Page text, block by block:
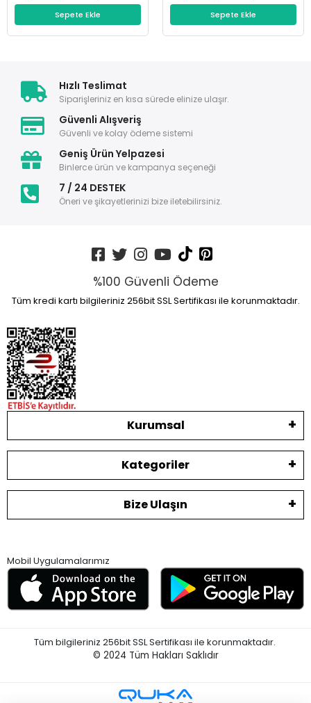
Sepete Ekle Sepete Ekle
Hızlı Teslimat
Siparişleriniz en kısa sürede elinize ulaşır.
Güvenli Alışveriş
Güvenli ve kolay ödeme sistemi
Geniş Ürün Yelpazesi
Binlerce ürün ve kampanya seçeneği
7 / 24 DESTEK
Öneri ve şikayetlerinizi bize iletebilirsiniz.
%100 Güvenli Ödeme
Tüm kredi kartı bilgileriniz 256bit SSL Sertifikası ile korunmaktadır.
Kurumsal
Kategoriler
Bize Ulaşın
Mobil Uygulamalarımız
Tüm bilgileriniz 256bit SSL Sertifikası ile korunmaktadır.
© 2024 Tüm Hakları Saklıdır